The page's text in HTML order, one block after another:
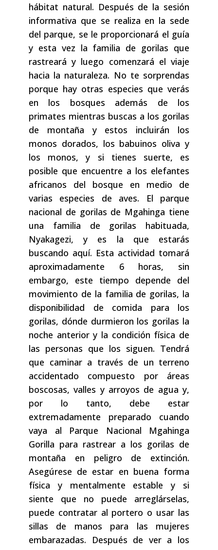
hábitat natural. Después de la sesión
informativa que se realiza en la sede
del parque, se le proporcionará el guía
y esta vez la familia de gorilas que
rastreará y luego comenzará el viaje
hacia la naturaleza. No te sorprendas
porque hay otras especies que verás
en los bosques además de los
primates mientras buscas a los gorilas
de montaña y estos incluirán los
monos dorados, los babuinos oliva y
los monos, y si tienes suerte, es
posible que encuentre a los elefantes
africanos del bosque en medio de
varias especies de aves. El parque
nacional de gorilas de Mgahinga tiene
una familia de gorilas habituada,
Nyakagezi, y es la que estarás
buscando aquí. Esta actividad tomará
aproximadamente 6 horas, sin
embargo, este tiempo depende del
movimiento de la familia de gorilas, la
disponibilidad de comida para los
gorilas, dónde durmieron los gorilas la
noche anterior y la condición física de
las personas que los siguen. Tendrá
que caminar a través de un terreno
accidentado compuesto por áreas
boscosas, valles y arroyos de agua y,
por lo tanto, debe estar
extremadamente preparado cuando
vaya al Parque Nacional Mgahinga
Gorilla para rastrear a los gorilas de
montaña en peligro de extinción.
Asegúrese de estar en buena forma
física y mentalmente estable y si
siente que no puede arreglárselas,
puede contratar al portero o usar las
sillas de manos para las mujeres
embarazadas. Después de ver a los